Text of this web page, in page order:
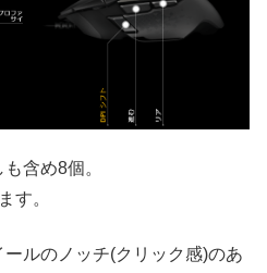
含め8個。
す。
ルのノッチ(クリック感)のあ